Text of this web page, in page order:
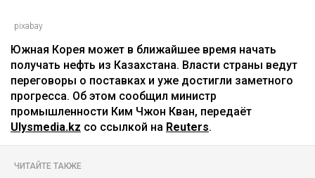
pixabay
Южная Корея может в ближайшее время начать
получать нефть из Казахстана. Власти страны ведут
переговоры о поставках и уже достигли заметного
прогресса. Об этом сообщил министр
промышленности Ким Чжон Кван, передаёт
Ulysmedia.kz со ссылкой на Reuters.
ЧИТАЙТЕ ТАКЖЕ